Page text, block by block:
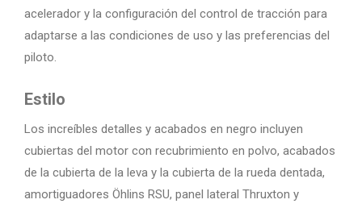
acelerador y la configuración del control de tracción para
adaptarse a las condiciones de uso y las preferencias del
piloto.
Estilo
Los increíbles detalles y acabados en negro incluyen
cubiertas del motor con recubrimiento en polvo, acabados
de la cubierta de la leva y la cubierta de la rueda dentada,
amortiguadores Öhlins RSU, panel lateral Thruxton y